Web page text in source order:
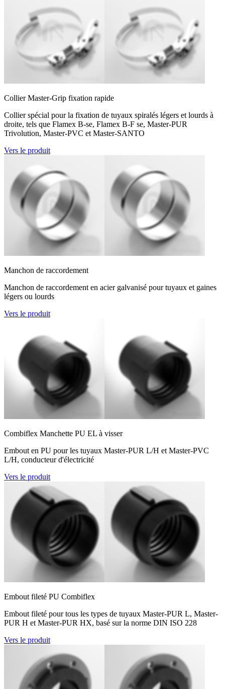
Collier Master-Grip fixation rapide
Collier spécial pour la fixation de tuyaux spiralés légers et lourds à
droite, tels que Flamex B-se, Flamex B-F se, Master-PUR
Trivolution, Master-PVC et Master-SANTO
Vers le produit
Manchon de raccordement
Manchon de raccordement en acier galvanisé pour tuyaux et gaines
légers ou lourds
Vers le produit
Combiflex Manchette PU EL à visser
Embout en PU pour les tuyaux Master-PUR L/H et Master-PVC
L/H, conducteur d'électricité
Vers le produit
Embout fileté PU Combiflex
Embout fileté pour tous les types de tuyaux Master-PUR L, Master-
PUR H et Master-PUR HX, basé sur la norme DIN ISO 228
Vers le produit